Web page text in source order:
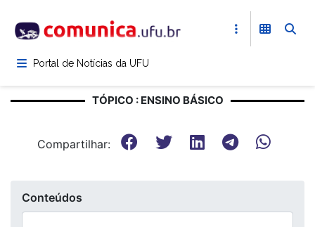
para
conteúdoPortal de Notícias da UFU
TÓPICO : ENSINO BÁSICO
Compartilhar:
Conteúdos